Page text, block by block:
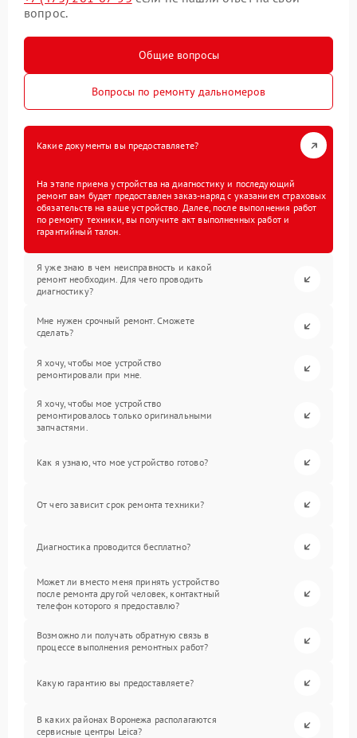
вопрос.
Общие вопросы
Вопросы по ремонту дальномеров
Какие документы вы предоставляете?
На этапе приема устройства на диагностику и последующий
ремонт вам будет предоставлен заказ-наряд с указанием страховых
обязательств на ваше устройство. Далее, после выполнения работ
по ремонту техники, вы получите акт выполненных работ и
гарантийный талон.
Я уже знаю в чем неисправность и какой
ремонт необходим. Для чего проводить
диагностику?
Мне нужен срочный ремонт. Сможете
сделать?
Я хочу, чтобы мое устройство
ремонтировали при мне.
Я хочу, чтобы мое устройство
ремонтировалось только оригинальными
запчастями.
Как я узнаю, что мое устройство готово?
От чего зависит срок ремонта техники?
Диагностика проводится бесплатно?
Может ли вместо меня принять устройство
после ремонта другой человек, контактный
телефон которого я предоставлю?
Возможно ли получать обратную связь в
процессе выполнения ремонтных работ?
Какую гарантию вы предоставляете?
В каких районах Воронежа располагаются
сервисные центры Leica?